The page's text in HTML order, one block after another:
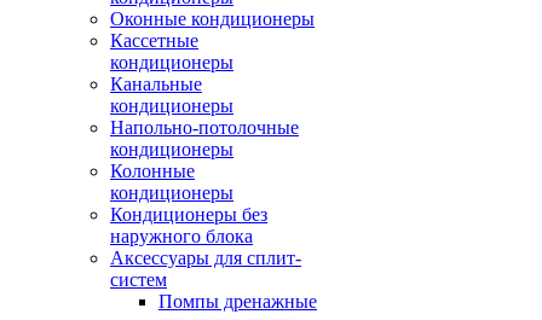
Оконные кондиционеры
Кассетные
кондиционеры
Канальные
кондиционеры
Напольно-потолочные
кондиционеры
Колонные
кондиционеры
Кондиционеры без
наружного блока
Аксессуары для сплит-
систем
Помпы дренажные